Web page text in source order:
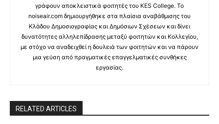
γράφουν αποκλειστικά φοιτητές του KES College. Το
noiseair.com δημιουργήθηκε στα πλαίσια αναβάθμισης του
Κλάδου Δημοσιογραφίας και Δημόσιων Σχέσεων και δίνει
δυνατότητες αλληλεπίδρασης μεταξύ φοιτητών και Κολλεγίου,
με στόχο να αναδειχθεί η δουλειά των φοιτητών και να πάρουν
μια γεύση από πραγματικές επαγγελματικές συνθήκες
εργασίας.
RELATED ARTICLES